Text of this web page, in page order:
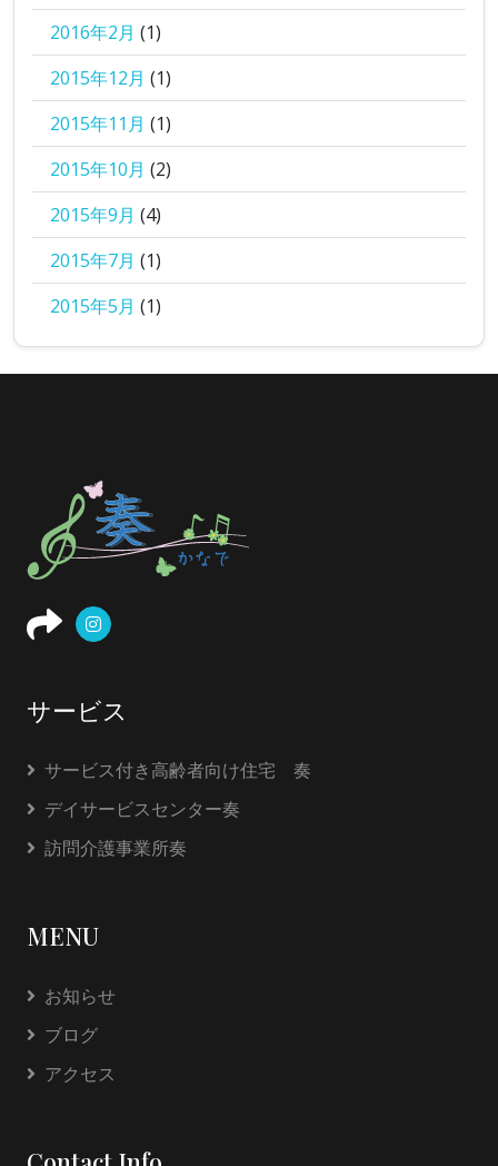
2016年2月 (1)
2015年12月 (1)
2015年11月 (1)
2015年10月 (2)
2015年9月 (4)
2015年7月 (1)
2015年5月 (1)
サービス
サービス付き高齢者向け住宅 奏
デイサービスセンター奏
訪問介護事業所奏
MENU
お知らせ
ブログ
アクセス